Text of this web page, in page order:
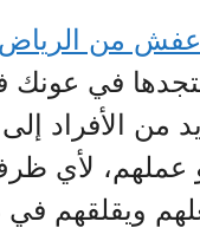
من
في عونك
من الأفراد
عملهم، لأي
ويقلقهم